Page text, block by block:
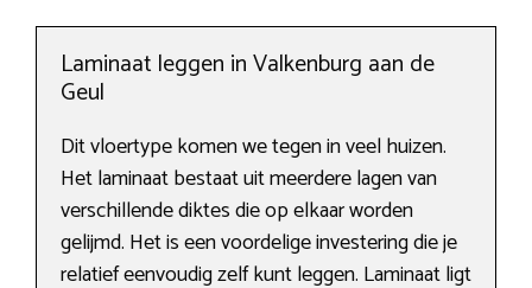
Laminaat leggen in Valkenburg aan de
Geul
Dit vloertype komen we tegen in veel huizen.
Het laminaat bestaat uit meerdere lagen van
verschillende diktes die op elkaar worden
gelijmd. Het is een voordelige investering die je
relatief eenvoudig zelf kunt leggen. Laminaat ligt